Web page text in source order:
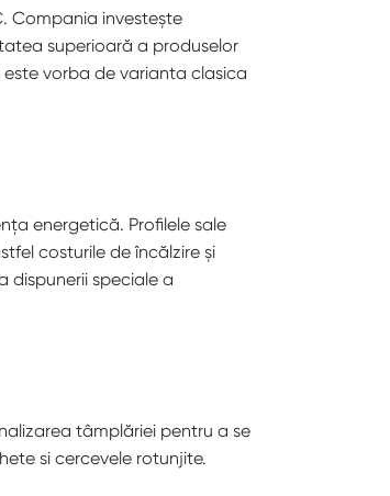
Compania investește
superioară a produselor
este vorba de varianta clasica
energetică. Profilele sale
costurile de încălzire și
dispunerii speciale a
tâmplăriei pentru a se
si cercevele rotunjite.